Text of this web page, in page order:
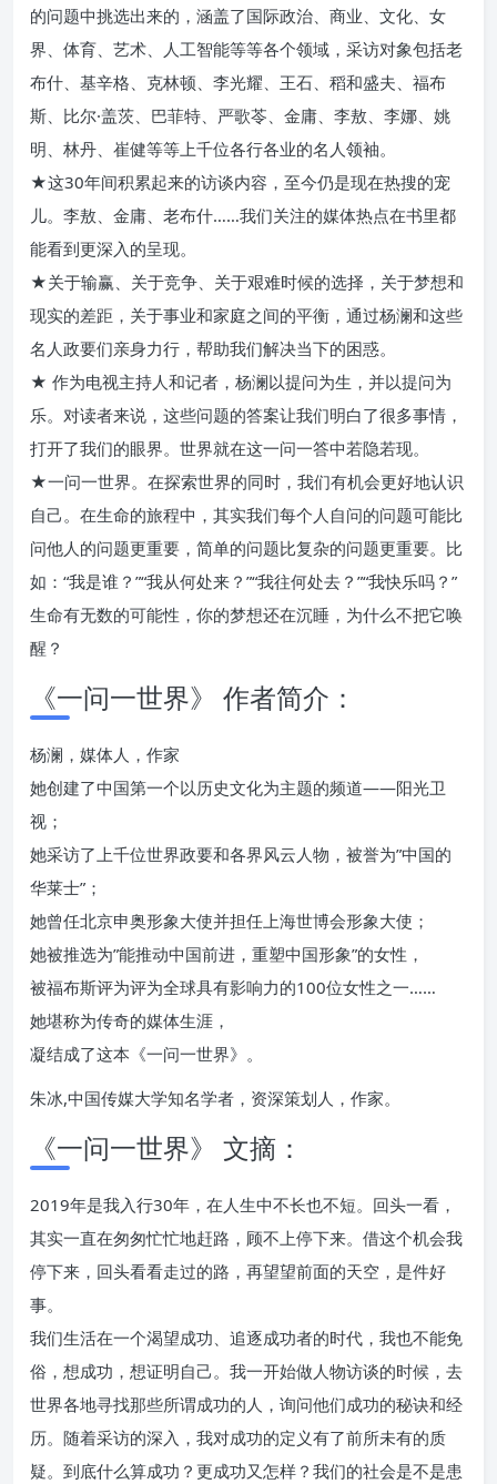
的问题中挑选出来的，涵盖了国际政治、商业、文化、女
界、体育、艺术、人工智能等等各个领域，采访对象包括老
布什、基辛格、克林顿、李光耀、王石、稻和盛夫、福布
斯、比尔·盖茨、巴菲特、严歌苓、金庸、李敖、李娜、姚
明、林丹、崔健等等上千位各行各业的名人领袖。
★这30年间积累起来的访谈内容，至今仍是现在热搜的宠
儿。李敖、金庸、老布什……我们关注的媒体热点在书里都
能看到更深入的呈现。
★关于输赢、关于竞争、关于艰难时候的选择，关于梦想和
现实的差距，关于事业和家庭之间的平衡，通过杨澜和这些
名人政要们亲身力行，帮助我们解决当下的困惑。
★ 作为电视主持人和记者，杨澜以提问为生，并以提问为
乐。对读者来说，这些问题的答案让我们明白了很多事情，
打开了我们的眼界。世界就在这一问一答中若隐若现。
★一问一世界。在探索世界的同时，我们有机会更好地认识
自己。在生命的旅程中，其实我们每个人自问的问题可能比
问他人的问题更重要，简单的问题比复杂的问题更重要。比
如：“我是谁？”“我从何处来？”“我往何处去？”“我快乐吗？”
生命有无数的可能性，你的梦想还在沉睡，为什么不把它唤
醒？
《一问一世界》 作者简介：
杨澜，媒体人，作家
她创建了中国第一个以历史文化为主题的频道——阳光卫
视；
她采访了上千位世界政要和各界风云人物，被誉为”中国的
华莱士”；
她曾任北京申奥形象大使并担任上海世博会形象大使；
她被推选为”能推动中国前进，重塑中国形象”的女性，
被福布斯评为评为全球具有影响力的100位女性之一……
她堪称为传奇的媒体生涯，
凝结成了这本《一问一世界》。
朱冰,中国传媒大学知名学者，资深策划人，作家。
《一问一世界》 文摘：
2019年是我入行30年，在人生中不长也不短。回头一看，
其实一直在匆匆忙忙地赶路，顾不上停下来。借这个机会我
停下来，回头看看走过的路，再望望前面的天空，是件好
事。
我们生活在一个渴望成功、追逐成功者的时代，我也不能免
俗，想成功，想证明自己。我一开始做人物访谈的时候，去
世界各地寻找那些所谓成功的人，询问他们成功的秘诀和经
历。随着采访的深入，我对成功的定义有了前所未有的质
疑。到底什么算成功？更成功又怎样？我们的社会是不是患